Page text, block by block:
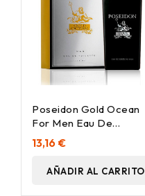
Poseidon Gold Ocean
For Men Eau De
Toilette Vaporizador
150 Ml
13,16 €
AÑADIR AL CARRITO